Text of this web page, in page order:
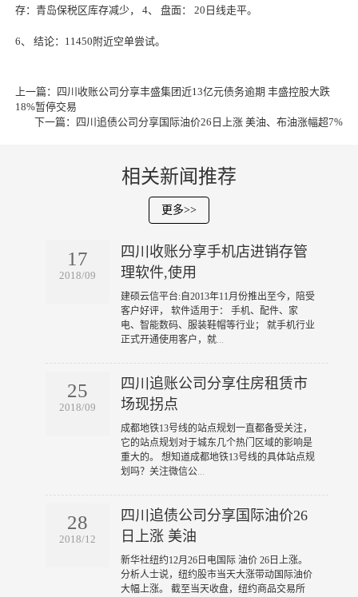
存：青岛保税区库存减少， 4、 盘面： 20日线走平。
6、 结论：11450附近空单尝试。
上一篇：
四川收账公司分享丰盛集团近13亿元债务逾期 丰盛控股大跌
18%暂停交易
下一篇：
四川追债公司分享国际油价26日上涨 美油、布油涨幅超7%
相关新闻推荐
更多>>
17
2018/09
四川收账分享手机店进销存管
理软件,使用
​建硕云信平台:自2013年11月份推出至今，陪受
客户好评， 软件适用于： 手机、配件、家
电、智能数码、服装鞋帽等行业； 就手机行业
正式开通使用客户，就...
25
2018/09
四川追账公司分享住房租赁市
场现拐点
​成都地铁13号线的站点规划一直都备受关注，
它的站点规划对于城东几个热门区域的影响是
重大的。 想知道成都地铁13号线的具体站点规
划吗？关注微信公...
28
2018/12
四川追债公司分享国际油价26
日上涨 美油
​新华社纽约12月26日电国际 油价 26日上涨。
分析人士说，纽约股市当天大涨带动国际油价
大幅上涨。 截至当天收盘，纽约商品交易所